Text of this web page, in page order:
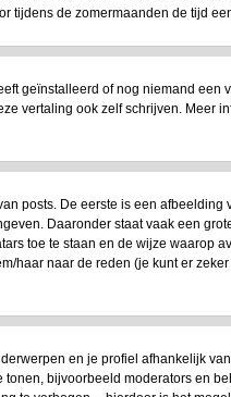
tijdens de zomermaanden de tijd
geïnstalleerd of nog niemand een
vertaling ook zelf schrijven. Meer
posts. De eerste is een afbeelding
Daaronder staat vaak een
toe te staan en de wijze waarop
haar naar de reden (je kunt er
en je profiel afhankelijk
bijvoorbeeld moderators en